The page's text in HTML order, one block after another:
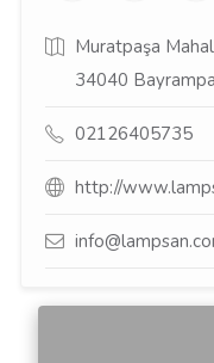
Muratpaşa
34040
02126405735
http://